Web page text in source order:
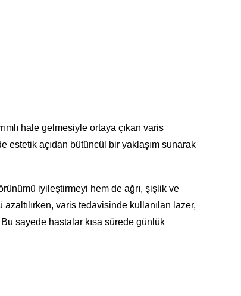
hale gelmesiyle ortaya çıkan varis
estetik açıdan bütüncül bir yaklaşım sunarak
iyileştirmeyi hem de ağrı, şişlik ve
varis tedavisinde kullanılan lazer,
sayede hastalar kısa sürede günlük